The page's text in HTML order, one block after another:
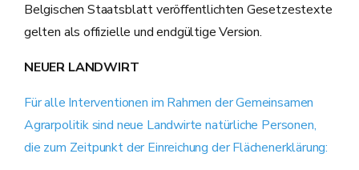
Belgischen Staatsblatt veröffentlichten Gesetzestexte
gelten als offizielle und endgültige Version.
NEUER LANDWIRT
Für alle Interventionen im Rahmen der Gemeinsamen
Agrarpolitik sind neue Landwirte natürliche Personen,
die zum Zeitpunkt der Einreichung der Flächenerklärung: